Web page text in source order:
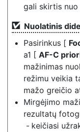
gali skirtis nuo
Nuolatinis
Pasirinkus [
a1 [ AF-C
mažinimas
režimu veikia
mažo greičio
Mirgėjimo
rezultatų
keičiasi